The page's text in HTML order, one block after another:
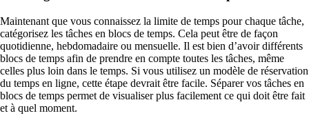
Maintenant que vous connaissez la limite de temps pour chaque tâche,
catégorisez les tâches en blocs de temps. Cela peut être de façon
quotidienne, hebdomadaire ou mensuelle. Il est bien d’avoir différents
blocs de temps afin de prendre en compte toutes les tâches, même
celles plus loin dans le temps. Si vous utilisez un modèle de réservation
du temps en ligne, cette étape devrait être facile. Séparer vos tâches en
blocs de temps permet de visualiser plus facilement ce qui doit être fait
et à quel moment.